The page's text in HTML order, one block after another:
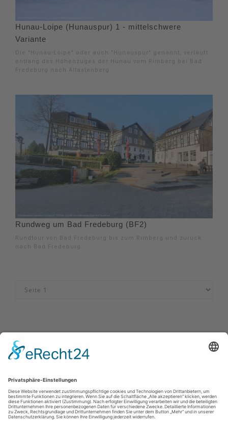
Hunau-Loipe (Hunauspur) 1 - mittelschwere
Variante
Die "Hunau-Loipe" oder auch "Hunauspur" genannt, verläuft
entlang des Höhenzuges der Hunau vom Rimberg bei Bad
Fredeburg nach Altastenberg.
Rundweg um Bad Fredeburg (BF2)
Rundtour von Bad Fredeburg bis zum Rimberg und zurück
nach Bad Fredeburg.
Sauerland-Tourismus e.V. Johannes-Hummel-Weg 1 57392 Schmallenberg